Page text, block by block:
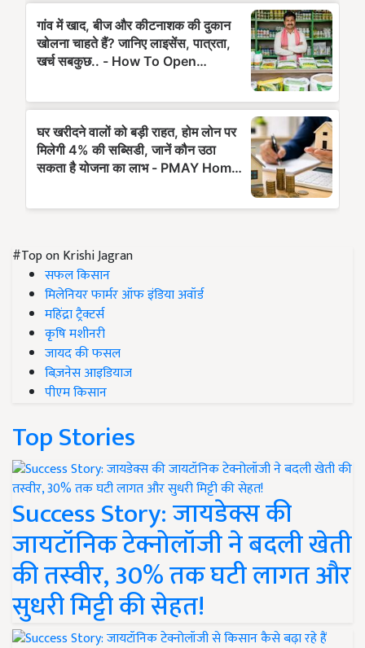
#Top on Krishi Jagran
सफल किसान
मिलेनियर फार्मर ऑफ इंडिया अवॉर्ड
महिंद्रा ट्रैक्टर्स
कृषि मशीनरी
जायद की फसल
बिज़नेस आइडियाज
पीएम किसान
Top Stories
Success Story: जायडेक्स की
जायटॉनिक टेक्नोलॉजी ने बदली खेती
की तस्वीर, 30% तक घटी लागत और
सुधरी मिट्टी की सेहत!